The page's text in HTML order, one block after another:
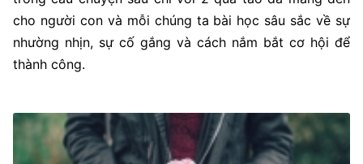
cho người con và mỗi chúng ta bài học sâu sắc về sự
nhường nhịn, sự cố gắng và cách nắm bắt cơ hội để
thành công.